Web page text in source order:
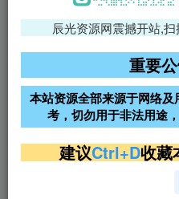
免费领支付宝红包
阿里云2核2G200M服务器68元/
年
超低价文字广告位招租
辰光资源网震撼开站,
重要
本站资源全部来源于网络
考，切勿用于非法用途
建议Ctrl+D收藏